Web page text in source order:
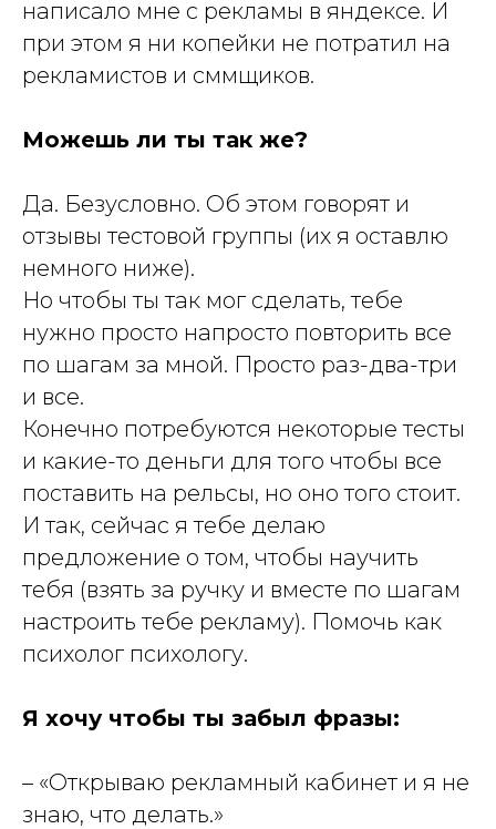
написало мне с рекламы в яндексе. И
при этом я ни копейки не потратил на
рекламистов и сммщиков.
Можешь ли ты так же?
Да. Безусловно. Об этом говорят и
отзывы тестовой группы (их я оставлю
немного ниже).
Но чтобы ты так мог сделать, тебе
нужно просто напросто повторить все
по шагам за мной. Просто раз-два-три
и все.
Конечно потребуются некоторые тесты
и какие-то деньги для того чтобы все
поставить на рельсы, но оно того стоит.
И так, сейчас я тебе делаю
предложение о том, чтобы научить
тебя (взять за ручку и вместе по шагам
настроить тебе рекламу). Помочь как
психолог психологу.
Я хочу чтобы ты забыл фразы:
– «Открываю рекламный кабинет и я не
знаю, что делать.»